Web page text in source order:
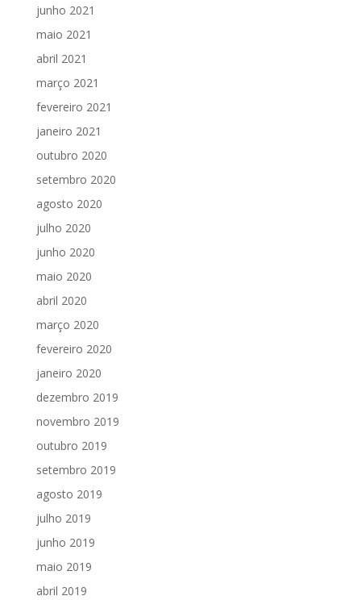
junho 2021
maio 2021
abril 2021
março 2021
fevereiro 2021
janeiro 2021
outubro 2020
setembro 2020
agosto 2020
julho 2020
junho 2020
maio 2020
abril 2020
março 2020
fevereiro 2020
janeiro 2020
dezembro 2019
novembro 2019
outubro 2019
setembro 2019
agosto 2019
julho 2019
junho 2019
maio 2019
abril 2019